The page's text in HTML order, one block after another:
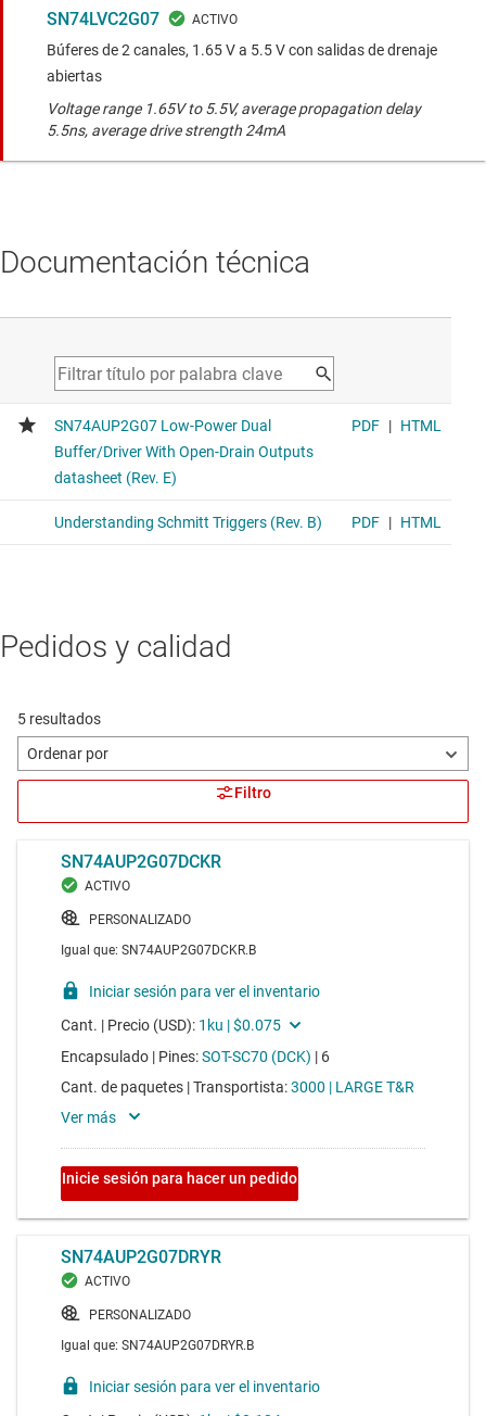
SN74LVC2G07
Búferes de 2 canales, 1.65 V a 5.5 V con salidas de drenaje
abiertas
Voltage range 1.65V to 5.5V, average propagation delay
5.5ns, average drive strength 24mA
Documentación técnica
Pedidos y calidad